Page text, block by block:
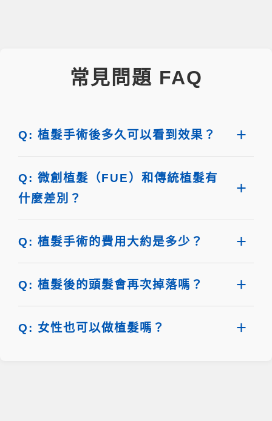
常見問題 FAQ
Q: 植髮手術後多久可以看到效果？
Q: 微創植髮（FUE）和傳統植髮有
什麼差別？
Q: 植髮手術的費用大約是多少？
Q: 植髮後的頭髮會再次掉落嗎？
Q: 女性也可以做植髮嗎？